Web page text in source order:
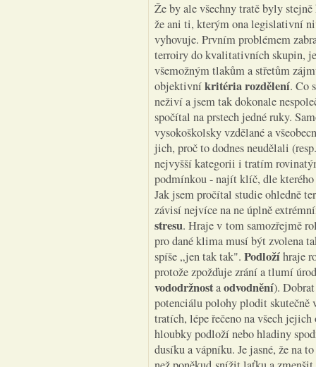
Že by ale všechny tratě byly
že ani ti, kterým ona legislativní
vyhovuje. Prvním problémem
terroiry do kvalitativních skupin,
všemožným tlakům a střetům
objektivníkritéria rozdělení. Co
neživí a jsem tak dokonale
spočítal na prstech jedné ruky.
vysokoškolsky vzdělané a
jich, proč to dodnes neudělali
nejvyšší kategorii i tratím
podmínkou - najít klíč, dle
Jak jsem pročítal studie ohledně
závisí nejvíce na ne úplně
stresu. Hraje v tom samozřejmě
pro dané klima musí být zvolena
spíše „jen tak tak". Podložíhraje
protože zpožďuje zrání a tlumí
vododržnostaodvodnění).
potenciálu polohy plodit skutečně
tratích, lépe řečeno na všech
hloubky podloží nebo hladiny
dusíku a vápníku. Je jasné, že na